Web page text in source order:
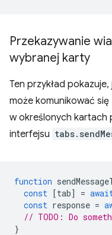
Przekazywanie
wybranej karty
Ten przykład
może komunikować
w określonych kartach
interfejsu
function
const [tab] =
const response =
// TODO: Do
}